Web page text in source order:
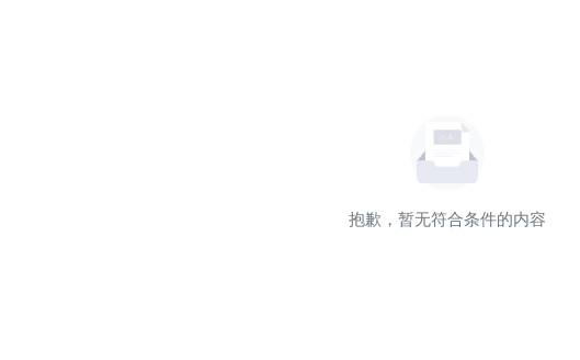
抱歉，暂无符合条件的内容